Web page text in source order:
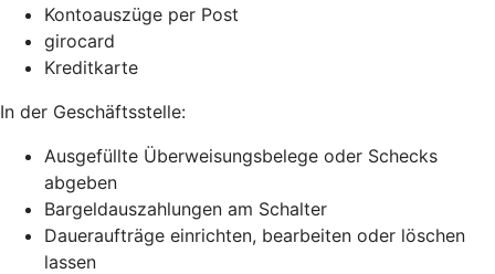
Kontoauszüge per Post
girocard
Kreditkarte
In der Geschäftsstelle:
Ausgefüllte Überweisungsbelege oder Schecks
abgeben
Bargeldauszahlungen am Schalter
Daueraufträge einrichten, bearbeiten oder löschen
lassen